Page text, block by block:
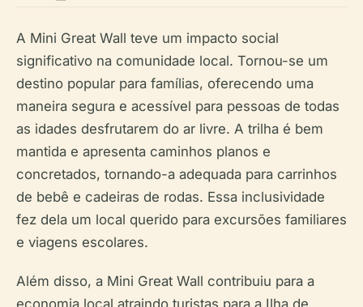
A Mini Great Wall teve um impacto social
significativo na comunidade local. Tornou-se um
destino popular para famílias, oferecendo uma
maneira segura e acessível para pessoas de todas
as idades desfrutarem do ar livre. A trilha é bem
mantida e apresenta caminhos planos e
concretados, tornando-a adequada para carrinhos
de bebê e cadeiras de rodas. Essa inclusividade
fez dela um local querido para excursões familiares
e viagens escolares.
Além disso, a Mini Great Wall contribuiu para a
economia local atraindo turistas para a Ilha de